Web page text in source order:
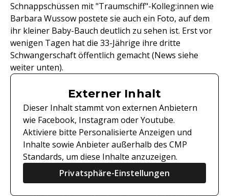
Schnappschüssen mit "Traumschiff"-Kolleg:innen wie
Barbara Wussow postete sie auch ein Foto, auf dem
ihr kleiner Baby-Bauch deutlich zu sehen ist. Erst vor
wenigen Tagen hat die 33-Jährige ihre dritte
Schwangerschaft öffentlich gemacht (News siehe
weiter unten).
Externer Inhalt
Dieser Inhalt stammt von externen Anbietern
wie Facebook, Instagram oder Youtube.
Aktiviere bitte Personalisierte Anzeigen und
Inhalte sowie Anbieter außerhalb des CMP
Standards, um diese Inhalte anzuzeigen.
Privatsphäre-Einstellungen